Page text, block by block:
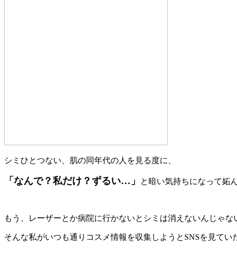
シミひとつない、肌の同年代の人を見る度に、
「なんで？私だけ？ずるい…」 と暗い気持ちになって妬
もう、レーザーとか病院に行かないとシミは消えないんじゃ
そんな私がいつも通りコスメ情報を収集しようとSNSを見て